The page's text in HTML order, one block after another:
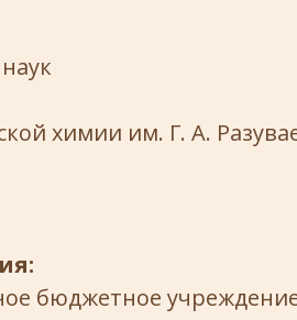
химии им. Г. А.
бюджетное